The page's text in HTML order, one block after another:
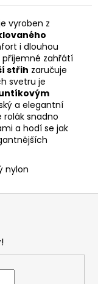
vyroben z
i dlouhou
příjemné zahřátí
střih zaručuje
svetru je
a elegantní
rolák snadno
a hodí se jak
nylon